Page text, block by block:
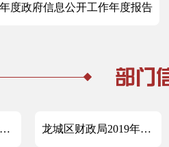
度政府信息公开工作年度报告
龙城区营商环境建设局2019年政府信息公开年度报告（现改名为龙城区数据局） 龙城区财政局2019年政府信息公开年度报告